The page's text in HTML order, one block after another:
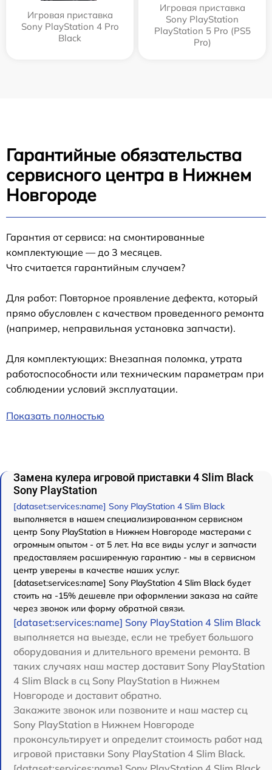
Игровая приставка
Sony PlayStation 4 Pro
Black
Игровая приставка
Sony PlayStation
PlayStation 5 Pro (PS5
Pro)
Гарантийные обязательства
сервисного центра в Нижнем
Новгороде
Гарантия от сервиса: на смонтированные
комплектующие — до 3 месяцев.
Что считается гарантийным случаем?
Для работ: Повторное проявление дефекта, который
прямо обусловлен с качеством проведенного ремонта
(например, неправильная установка запчасти).
Для комплектующих: Внезапная поломка, утрата
работоспособности или техническим параметрам при
соблюдении условий эксплуатации.
Показать полностью
Замена кулера игровой приставки 4 Slim Black
Sony PlayStation
[dataset:services:name] Sony PlayStation 4 Slim Black
выполняется в нашем специализированном сервисном
центр Sony PlayStation в Нижнем Новгороде мастерами с
огромным опытом - от 5 лет. На все виды услуг и запчасти
предоставляем расширенную гарантию - мы в сервисном
центр уверены в качестве наших услуг.
[dataset:services:name] Sony PlayStation 4 Slim Black будет
стоить на -15% дешевле при оформлении заказа на сайте
через звонок или форму обратной связи.
[dataset:services:name] Sony PlayStation 4 Slim Black
выполняется на выезде, если не требует большого
оборудования и длительного времени ремонта. В
таких случаях наш мастер доставит Sony PlayStation
4 Slim Black в сц Sony PlayStation в Нижнем
Новгороде и доставит обратно.
Закажите звонок или позвоните и наш мастер сц
Sony PlayStation в Нижнем Новгороде
проконсультирует и определит стоимость работ над
игровой приставки Sony PlayStation 4 Slim Black.